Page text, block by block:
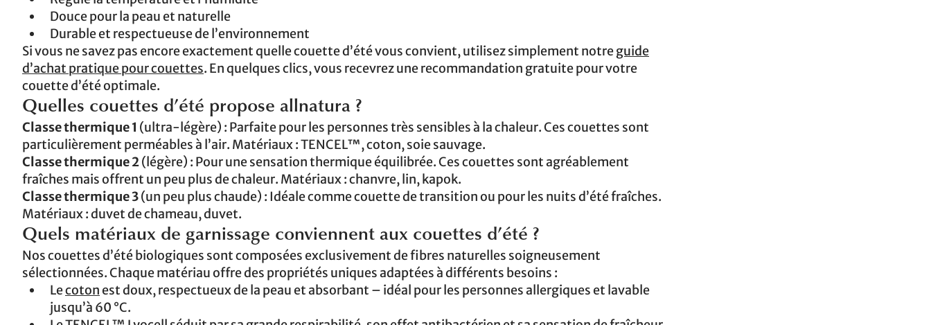
Douce pour la peau et naturelle
Durable et respectueuse de l’environnement
Si vous ne savez pas encore exactement quelle couette d’été vous convient, utilisez simplement notreguide
d’achat pratique pour couettes. En quelques clics, vous recevrez une recommandation gratuite pour votre
couette d’été optimale.
Quelles couettes d’été propose allnatura ?
Classe thermique 1 (ultra-légère) : Parfaite pour les personnes très sensibles à la chaleur. Ces couettes sont
particulièrement perméables à l’air. Matériaux : TENCEL™, coton, soie sauvage.
Classe thermique 2(légère) : Pour une sensation thermique équilibrée. Ces couettes sont agréablement
fraîches mais offrent un peu plus de chaleur. Matériaux : chanvre, lin, kapok.
Classe thermique 3(un peu plus chaude) : Idéale comme couette de transition ou pour les nuits d’été fraîches.
Matériaux : duvet de chameau, duvet.
Quels matériaux de garnissage conviennent aux couettes d’été ?
Nos couettes d’été biologiques sont composées exclusivement de fibres naturelles soigneusement
sélectionnées. Chaque matériau offre des propriétés uniques adaptées à différents besoins :
Lecoton est doux, respectueux de la peau et absorbant – idéal pour les personnes allergiques et lavable
jusqu’à 60 °C.